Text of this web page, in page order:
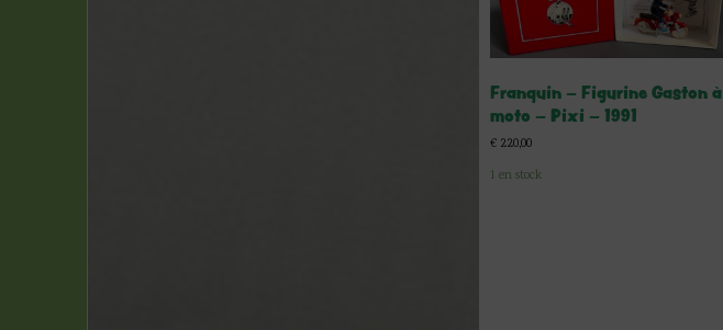
Franquin – Figurine Gaston à
moto – Pixi – 1991
€ 220,00
1 en stock